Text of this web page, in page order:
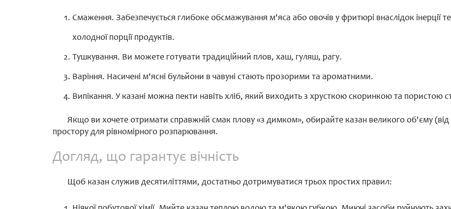
Смаження. Забезпечується глибоке обсмажування м'яса або овочів у фритюрі внаслідок інерції
холодної порції продуктів.
Тушкування. Ви можете готувати традиційний плов, хаш, гуляш, рагу.
Варіння. Насичені м'ясні бульйони в чавуні стають прозорими та ароматними.
Випікання. У казані можна пекти навіть хліб, який виходить з хрусткою скоринкою та пористою
Якщо ви хочете отримати справжній смак плову «з димком», обирайте казан великого об'єму (від
простору для рівномірного розпарювання.
Догляд, що гарантує вічність
Щоб казан служив десятиліттями, достатньо дотримуватися трьох простих правил: